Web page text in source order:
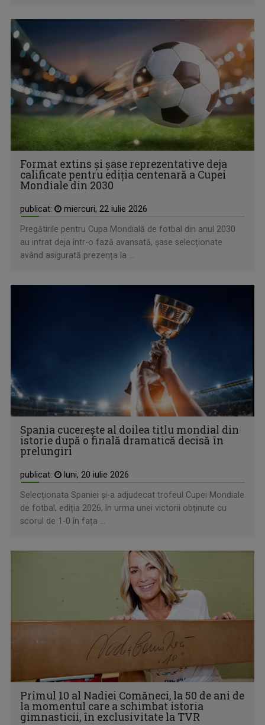
Format extins și șase reprezentative deja
calificate pentru ediția centenară a Cupei
Mondiale din 2030
publicat: miercuri, 22 iulie 2026
Pregătirile pentru Cupa Mondială de fotbal din anul 2030
au intrat deja într-o fază avansată, șase selecționate
având asigurată prezența la ...
Spania cucerește al doilea titlu mondial din
istorie după o finală dramatică decisă în
prelungiri
publicat: luni, 20 iulie 2026
Selecționata Spaniei și-a adjudecat trofeul Cupei Mondiale
de fotbal, ediția 2026, în urma unei victorii obținute cu
scorul de 1-0 în fața ...
Primul 10 al Nadiei Comăneci, la 50 de ani de
la momentul care a schimbat istoria
gimnasticii, în exclusivitate la TVR